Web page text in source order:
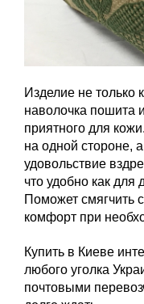
Изделие не только
наволочка пошита
приятного для
на одной стороне,
удовольствие
что удобно как для
Поможет смягчить
комфорт при
Купить в Киеве
любого уголка
почтовыми